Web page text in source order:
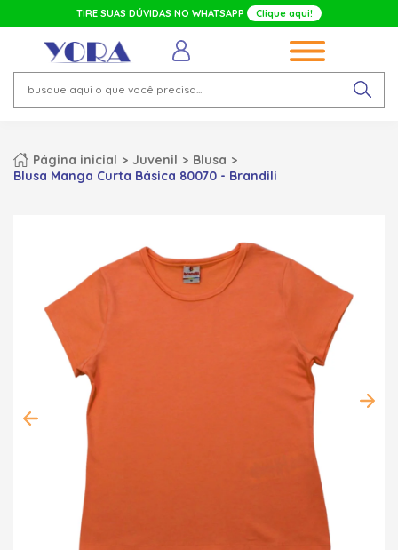
TIRE SUAS DÚVIDAS NO WHATSAPP Clique aqui!
Página inicial Juvenil
Blusa
Blusa Manga Curta Básica 80070 - Brandili